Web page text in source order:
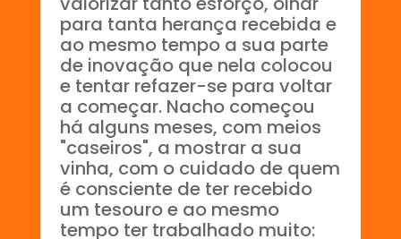
para tanta herança recebida e
ao mesmo tempo a sua parte
de inovação que nela colocou
e tentar refazer-se para voltar
a começar. Nacho começou
há alguns meses, com meios
"caseiros", a mostrar a sua
vinha, com o cuidado de quem
é consciente de ter recebido
um tesouro e ao mesmo
tempo ter trabalhado muito: